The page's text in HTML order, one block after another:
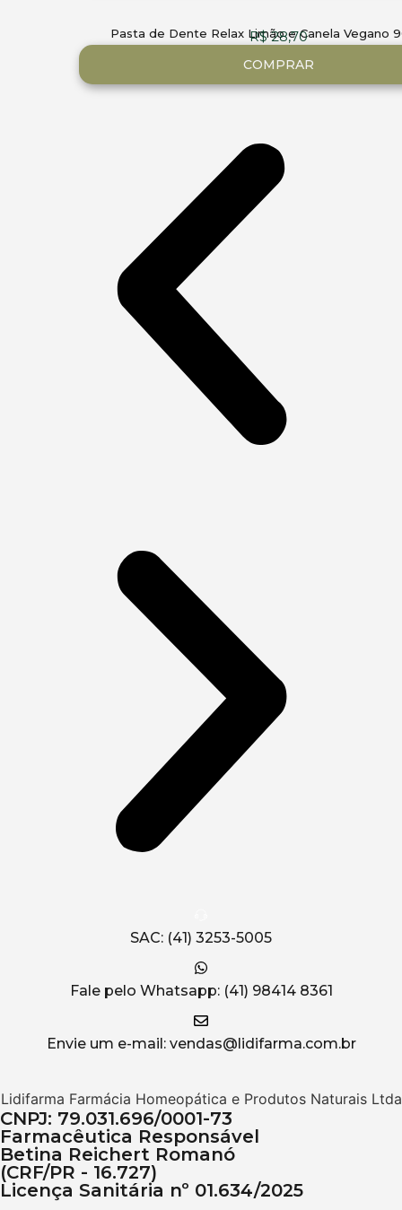
Pasta de Dente Relax Limão e Canela Vegano
R$28,70
COMPRAR
SAC: (41) 3253-5005
Fale pelo Whatsapp: (41) 98414 8361
Envie um e-mail: vendas@lidifarma.com.br
Lidifarma Farmácia Homeopática e Produtos Naturais Ltda
CNPJ: 79.031.696/0001-73
Farmacêutica Responsável
Betina Reichert Romanó
(CRF/PR - 16.727)
Licença Sanitária nº 01.634/2025